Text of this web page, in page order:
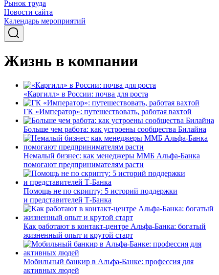
Рынок труда
Новости сайта
Календарь мероприятий
Жизнь в компании
«Каргилл» в России: почва для роста
ГК «Император»: путешествовать, работая вахтой
Больше чем работа: как устроены сообщества Билайна
Немалый бизнес: как менеджеры ММБ Альфа-Банка
помогают предпринимателям расти
Помощь не по скрипту: 5 историй поддержки
и представителей Т-Банка
Как работают в контакт-центре Альфа-Банка: богатый
жизненный опыт и крутой старт
Мобильный банкир в Альфа-Банке: профессия для
активных людей